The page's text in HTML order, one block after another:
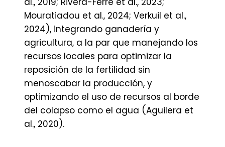
Mouratiadou et al., 2024; Verkuil et al.,
2024), integrando ganadería y
agricultura, a la par que manejando los
recursos locales para optimizar la
reposición de la fertilidad sin
menoscabar la producción, y
optimizando el uso de recursos al borde
del colapso como el agua (Aguilera et
al., 2020).